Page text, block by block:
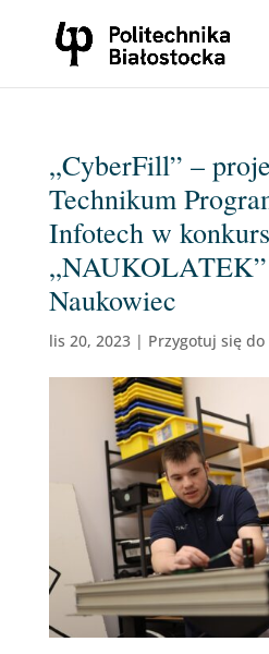
„CyberFill” –
Technikum
Infotech w
Naukowiec
lis 20, 2023| Przygotuj się